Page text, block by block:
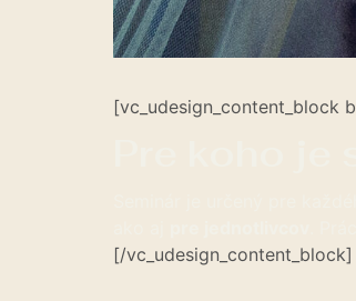
[vc_udesign_content_block
[/vc_udesign_content_block]